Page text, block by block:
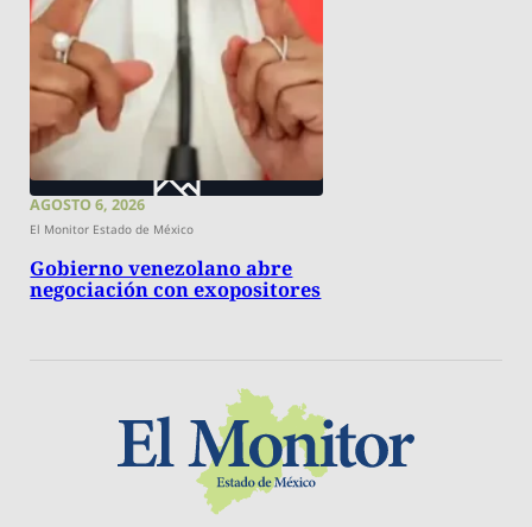
AGOSTO 6, 2026
El Monitor Estado de México
Gobierno venezolano abre
negociación con exopositores